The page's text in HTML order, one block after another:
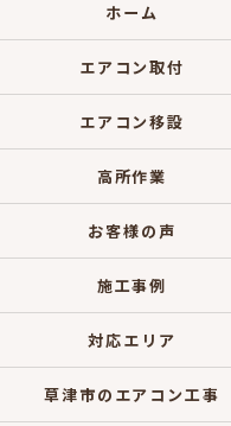
ホーム
エアコン取付
エアコン移設
高所作業
お客様の声
施工事例
対応エリア
草津市のエアコン工事